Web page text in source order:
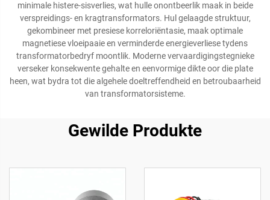
minimale histere-sisverlies, wat hulle onontbeerlik maak in beide
verspreidings- en kragtransformators. Hul gelaagde struktuur,
gekombineer met presiese korreloriëntasie, maak optimale
magnetiese vloeipaaie en verminderde energieverliese tydens
transformatorbedryf moontlik. Moderne vervaardigingstegnieke
verseker konsekwente gehalte en eenvormige dikte oor die plate
heen, wat bydra tot die algehele doeltreffendheid en betroubaarheid
van transformatorsisteme.
Gewilde Produkte